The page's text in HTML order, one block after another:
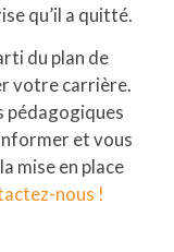
qu’il a quitté.
du plan de
votre carrière.
pédagogiques
et vous
mise en place
nous !